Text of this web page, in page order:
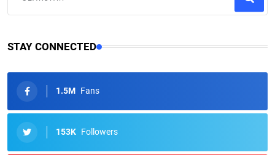
STAY CONNECTED
1.5M Fans
153K Followers